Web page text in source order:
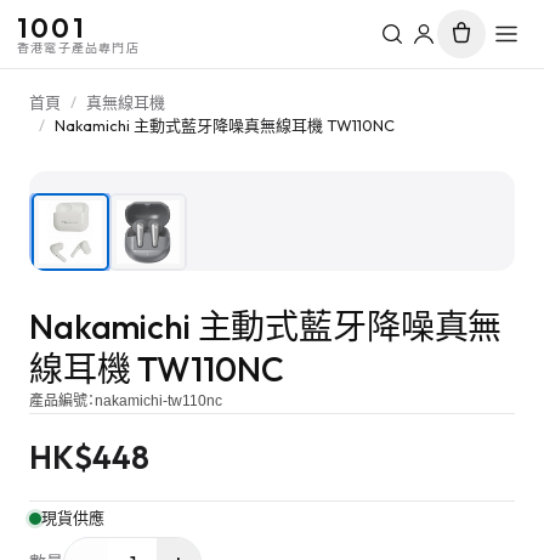
1001
香港電子產品專門店
首頁 / 真無線耳機
/ Nakamichi 主動式藍牙降噪真無線耳機 TW110NC
Nakamichi 主動式藍牙降噪真無
線耳機 TW110NC
產品編號：nakamichi-tw110nc
HK$448
現貨供應